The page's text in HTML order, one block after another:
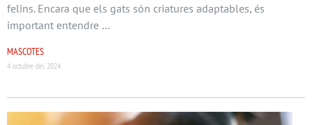
felins. Encara que els gats són criatures adaptables, és
important entendre …
MASCOTES
4 octubre del 2024